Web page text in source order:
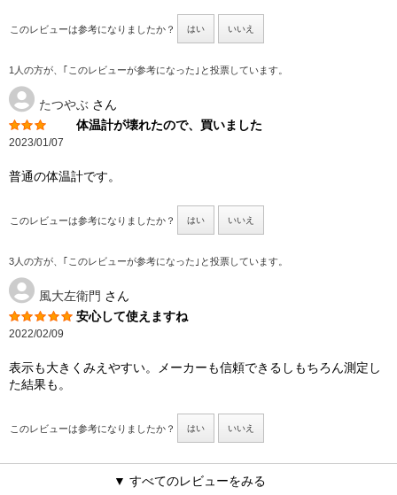
このレビューは参考になりましたか？ はい いいえ
1人の方が、｢このレビューが参考になった｣と投票しています。
たつやぶ さん
体温計が壊れたので、買いました
2023/01/07
普通の体温計です。
このレビューは参考になりましたか？ はい いいえ
3人の方が、｢このレビューが参考になった｣と投票しています。
風大左衛門 さん
安心して使えますね
2022/02/09
表示も大きくみえやすい。メーカーも信頼できるしもちろん測定し
た結果も。
このレビューは参考になりましたか？ はい いいえ
▼ すべてのレビューをみる